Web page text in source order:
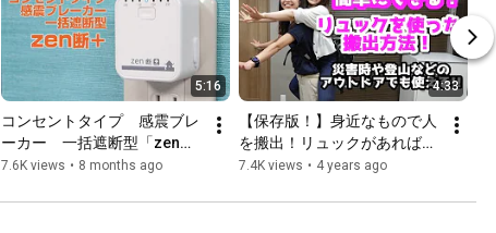
5:16
コンセントタイプ　感震ブレ
ーカー　一括遮断型「zen断
＋」紹介動画
7.6K views • 8 months ago
4:33
【保存版！】身近なもので人
を搬出！リュックがあれば災
害時や登山などのアウトドア
ができます！【レスキュー】
7.4K views • 4 years ago